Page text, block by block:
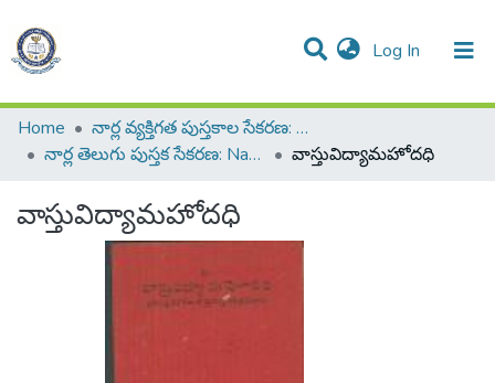
Log In (current)
Statistics
Resources
All of DSpace
Home
నార్ల వ్యక్తిగత పుస్తకాల సేకరణ: Narla Personal Collection of Books
నార్ల తెలుగు పుస్తక సేకరణ: Narla Telugu Book Collection
వాస్తువిద్యామహోదధి
వాస్తువిద్యామహోదధి